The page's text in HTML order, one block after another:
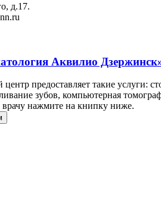
д.17.
Аквилио
предоставляет такие услуги:
зубов, компьютерная
врачу нажмите на книпку ниже.